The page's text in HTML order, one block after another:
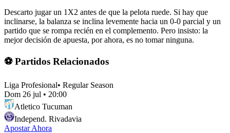
Descarto jugar un 1X2 antes de que la pelota ruede. Si hay que
inclinarse, la balanza se inclina levemente hacia un 0-0 parcial y un
partido que se rompa recién en el complemento. Pero insisto: la
mejor decisión de apuesta, por ahora, es no tomar ninguna.
⚽ Partidos Relacionados
Liga Profesional• Regular Season
Dom 26 jul • 20:00
Atletico Tucuman
Independ. Rivadavia
Apostar Ahora